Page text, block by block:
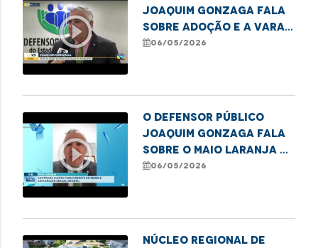
play_circle_outline
Joaquim Gonzaga fala
sobre adoção e a Vara
da Infância e Juventude
06/05/2026
play_circle_outline
O defensor público
Joaquim Gonzaga fala
sobre o Maio Laranja e
o combate ao abuso
06/05/2026
NÚCLEO REGIONAL DE